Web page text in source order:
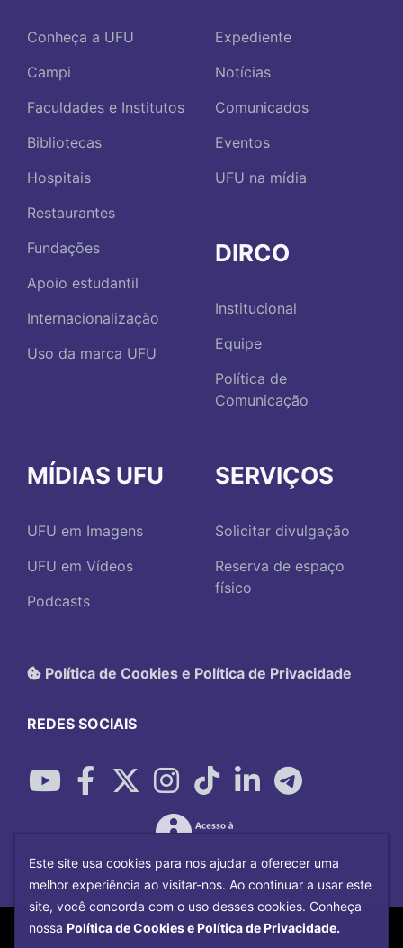
Conheça a UFU
Campi
Faculdades e Institutos
Bibliotecas
Hospitais
Restaurantes
Fundações
Apoio estudantil
Internacionalização
Uso da marca UFU
Expediente
Notícias
Comunicados
Eventos
UFU na mídia
DIRCO
Institucional
Equipe
Política de
Comunicação
MÍDIAS UFU
UFU em Imagens
UFU em Vídeos
Podcasts
SERVIÇOS
Solicitar divulgação
Reserva de espaço
físico
Política de Cookies e Política de Privacidade
REDES SOCIAIS
Copyright©2026Universidade Federal
Este site usa cookies para nos ajudar a oferecer uma
melhor experiência ao visitar-nos. Ao continuar a usar este
site, você concorda com o uso desses cookies. Conheça
nossa Política de Cookies e Política de Privacidade.